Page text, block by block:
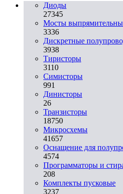
Диоды
27345
Мосты
3336
Дискретные
3938
Тиристоры
3110
Симисторы
991
Динисторы
26
Транзисторы
18750
Микросхемы
41657
Оснащение для
4574
Программаторы и
208
Комплекты пусковые
3237